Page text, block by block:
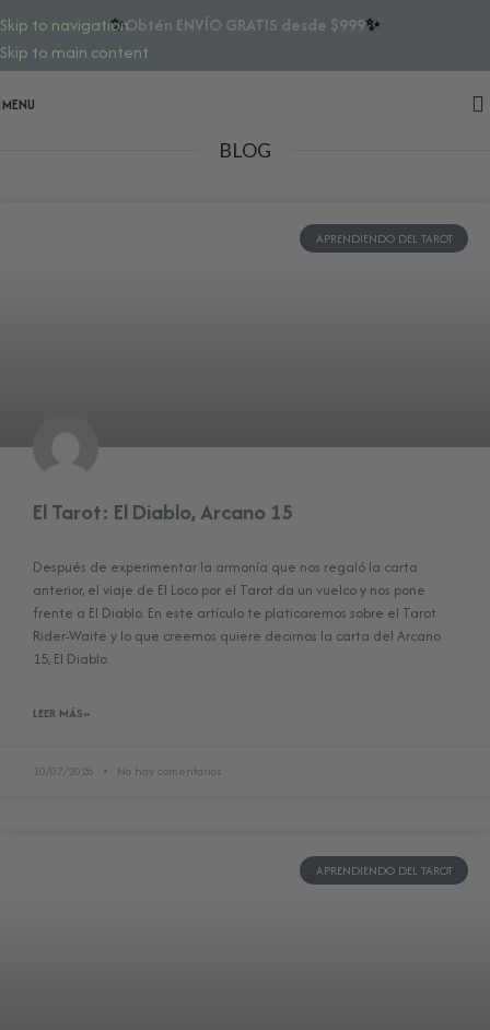
Skip to navigation
Skip to main content
✨Obtén ENVÍO GRATIS desde $999✨
MENU
BLOG
APRENDIENDO DEL TAROT
El Tarot: El Diablo, Arcano 15
Después de experimentar la armonía que nos regaló la carta
anterior, el viaje de El Loco por el Tarot da un vuelco y nos pone
frente a El Diablo. En este artículo te platicaremos sobre el Tarot
Rider-Waite y lo que creemos quiere decirnos la carta del Arcano
15, El Diablo.
LEER MÁS»
10/07/2026 No hay comentarios
APRENDIENDO DEL TAROT